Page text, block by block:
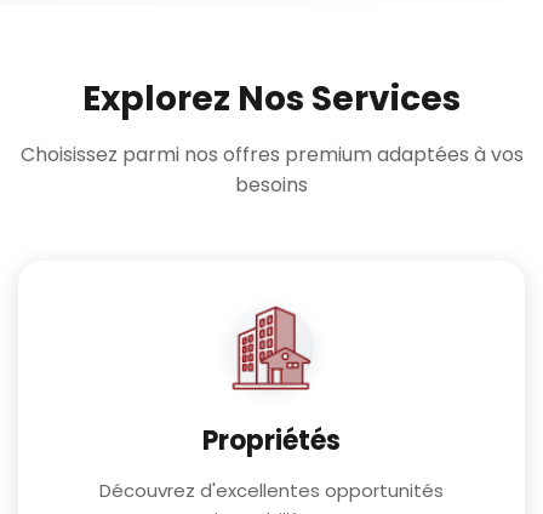
Explorez Nos Services
Choisissez parmi nos offres premium adaptées à vos
besoins
Propriétés
Découvrez d'excellentes opportunités